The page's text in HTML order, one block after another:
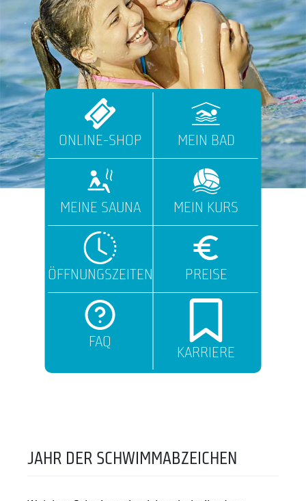
ONLINE-SHOP MEIN BAD
MEINE SAUNA MEIN KURS
ÖFFNUNGSZEITEN PREISE
FAQ
KARRIERE
JAHR DER SCHWIMMABZEICHEN